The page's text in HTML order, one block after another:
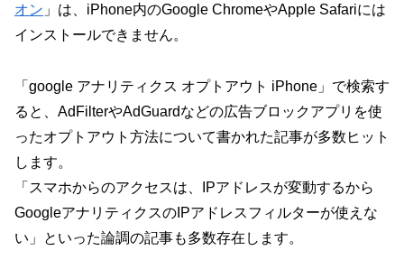
オン 」は、iPhone内のGoogle ChromeやApple Safariには
インストールできません。
「google アナリティクス オプトアウト iPhone」で検索す
ると、AdFilterやAdGuardなどの広告ブロックアプリを使
ったオプトアウト方法について書かれた記事が多数ヒット
します。
「 スマホからのアクセスは、IPアドレスが変動するから
GoogleアナリティクスのIPアドレスフィルターが使えな
い」といった論調の記事も多数存在します。